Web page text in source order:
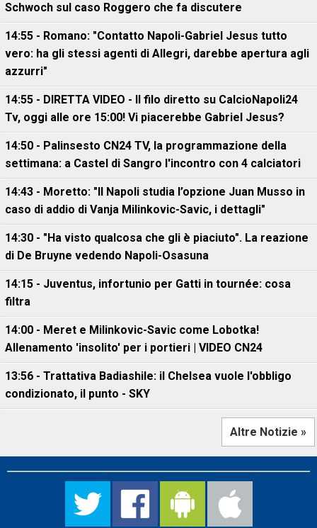
Schwoch sul caso Roggero che fa discutere
14:55 - Romano: "Contatto Napoli-Gabriel Jesus tutto
vero: ha gli stessi agenti di Allegri, darebbe apertura agli
azzurri"
14:55 - DIRETTA VIDEO - Il filo diretto su CalcioNapoli24
Tv, oggi alle ore 15:00! Vi piacerebbe Gabriel Jesus?
14:50 - Palinsesto CN24 TV, la programmazione della
settimana: a Castel di Sangro l'incontro con 4 calciatori
14:43 - Moretto: "Il Napoli studia l’opzione Juan Musso in
caso di addio di Vanja Milinkovic-Savic, i dettagli"
14:30 - "Ha visto qualcosa che gli è piaciuto". La reazione
di De Bruyne vedendo Napoli-Osasuna
14:15 - Juventus, infortunio per Gatti in tournée: cosa
filtra
14:00 - Meret e Milinkovic-Savic come Lobotka!
Allenamento 'insolito' per i portieri | VIDEO CN24
13:56 - Trattativa Badiashile: il Chelsea vuole l'obbligo
condizionato, il punto - SKY
Altre Notizie »